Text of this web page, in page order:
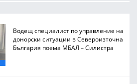
Водещ специалист по управление на
донорски ситуации в Североизточна
България поема МБАЛ – Силистра